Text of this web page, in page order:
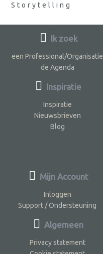
Storytelling
Ik zoek
een Professional/Organisatie
de Agenda
Inspiratie
Inspiratie
Nieuwsbrieven
Blog
Mijn Account
Inloggen
Support / Ondersteuning
Algemeen
Privacy statement